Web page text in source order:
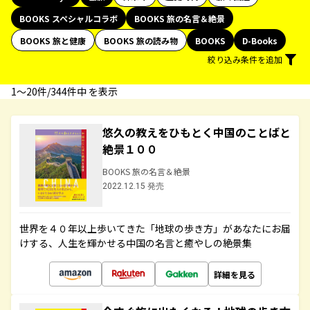
BOOKS スペシャルコラボ
BOOKS 旅の名言＆絶景
BOOKS 旅と健康
BOOKS 旅の読み物 BOOKS
D-Books
絞り込み条件を追加
1〜20件/344件中 を表示
悠久の教えをひもとく中国のことばと
絶景１００
BOOKS 旅の名言＆絶景
2022.12.15 発売
世界を４０年以上歩いてきた「地球の歩き方」があなたにお届
けする、人生を輝かせる中国の名言と癒やしの絶景集
詳細を見る